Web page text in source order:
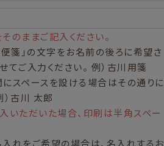
のままご記入ください。
便箋」の文字をお名前の後ろに希望さ
てご入力ください。 例）古川用箋
スペースを設ける場合はその通りに
）古川 太郎
いただいた場合、印刷は半角スペー